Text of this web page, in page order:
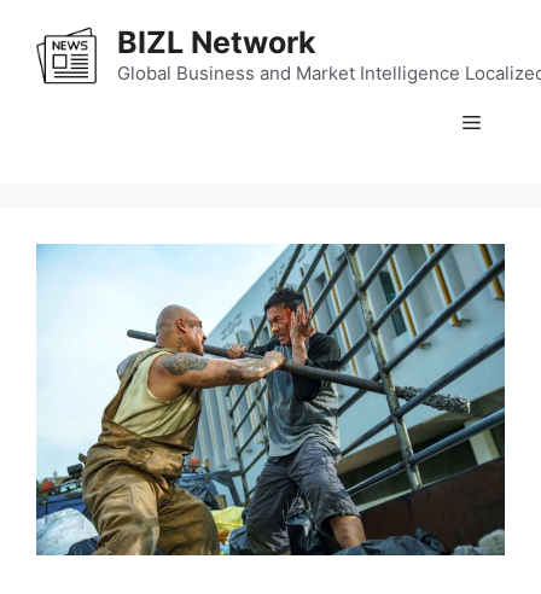
content
BIZL Network
Global Business and Market Intelligence
Menu